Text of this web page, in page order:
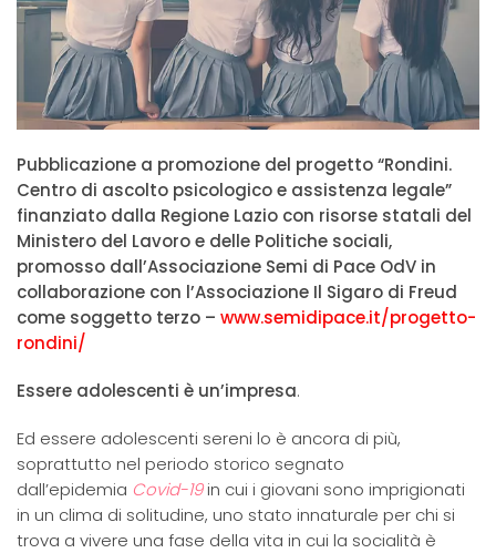
Pubblicazione a promozione del progetto “Rondini.
Centro di ascolto psicologico e assistenza legale”
finanziato dalla Regione Lazio con risorse statali del
Ministero del Lavoro e delle Politiche sociali,
promosso dall’Associazione Semi di Pace OdV in
collaborazione con l’Associazione Il Sigaro di Freud
come soggetto terzo – www.semidipace.it/progetto-
rondini/
Essere adolescenti è un’impresa.
Ed essere adolescenti sereni lo è ancora di più,
soprattutto nel periodo storico segnato
dall’epidemia Covid-19in cui i giovani sono imprigionati
in un clima di solitudine, uno stato innaturale per chi si
trova a vivere una fase della vita in cui la socialità è